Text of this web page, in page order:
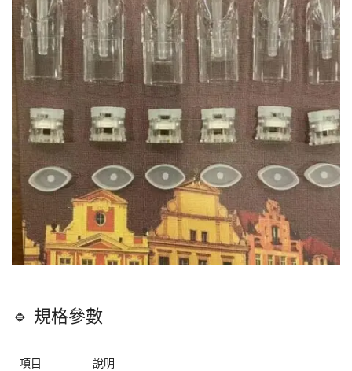
🔹 規格參數
項目 說明